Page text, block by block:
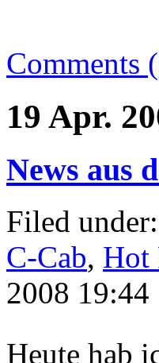
Comments
19 Apr.
News aus
Filed under:
C-Cab, Hot
2008 19:44
Heute hab